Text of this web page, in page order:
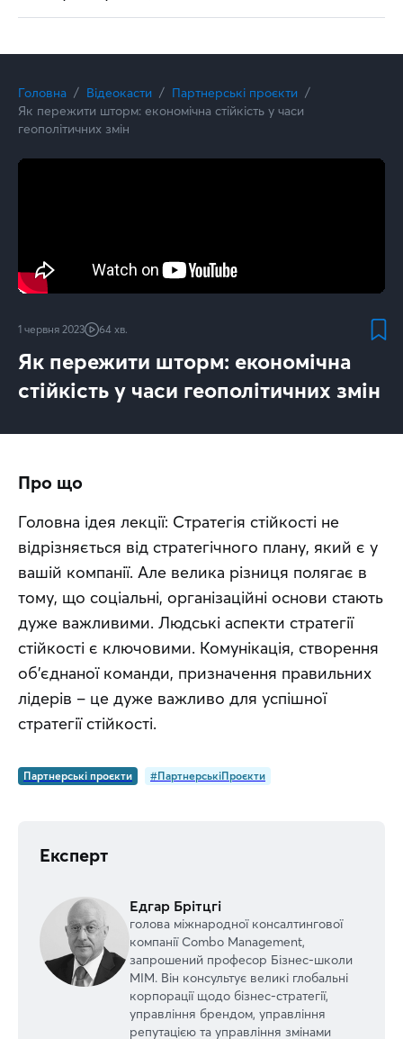
Головна Відеокасти
Партнерські проєкти
Як пережити шторм: економічна стійкість у часи
геополітичних змін
1 червня 2023 64 хв.
Як пережити шторм: економічна
стійкість у часи геополітичних змін
Про що
Головна ідея лекції: Стратегія стійкості не
відрізняється від стратегічного плану, який є у
вашій компанії. Але велика різниця полягає в
тому, що соціальні, організаційні основи стають
дуже важливими. Людські аспекти стратегії
стійкості є ключовими. Комунікація, створення
об’єднаної команди, призначення правильних
лідерів – це дуже важливо для успішної
стратегії стійкості.
Партнерські проєкти #ПартнерськіПроєкти
Експерт
Едгар Брітцгі
голова міжнародної консалтингової
компанії Combo Management,
запрошений професор Бізнес-школи
МІМ. Він консультує великі глобальні
корпорації щодо бізнес-стратегії,
управління брендом, управління
репутацією та управління змінами